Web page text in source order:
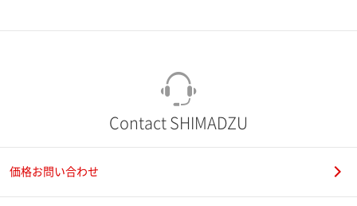
Contact SHIMADZU
価格お問い合わせ